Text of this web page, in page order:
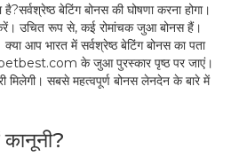
बेटिंग बोनस की घोषणा करना होगा।
उचित रूप से, कई रोमांचक जुआ बोनस हैं।
आप भारत में सर्वश्रेष्ठ बेटिंग बोनस का पता
के जुआ पुरस्कार पृष्ठ पर जाएं।
मिलेगी। सबसे महत्वपूर्ण बोनस लेनदेन के बारे में